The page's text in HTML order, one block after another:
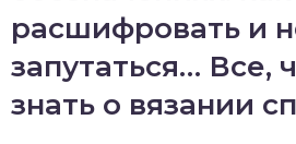
расшифровать и
запутаться… Все,
знать о вязании